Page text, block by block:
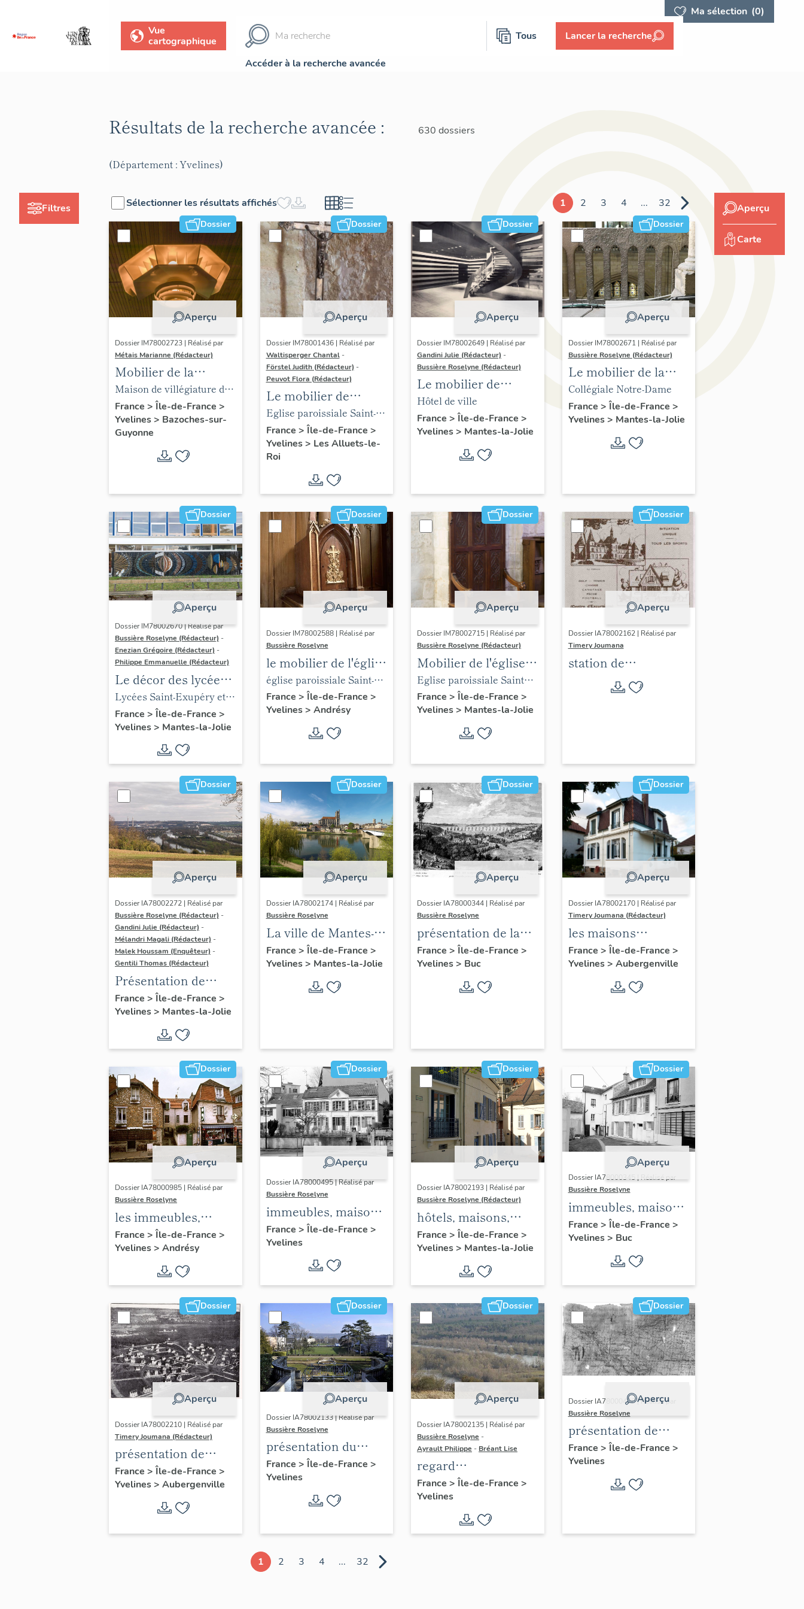
Ma sélection (0)
Vue
cartographique
Tous Lancer la recherche
Accéder à la recherche avancée
Filtres
Résultats de la recherche avancée : 630 dossiers
(Département : Yvelines)
Sélectionner les résultats affichés 1 2 3 4 ... 32
Dossier
Aperçu
Dossier IM78002723 | Réalisé par
Métais Marianne (Rédacteur)
Mobilier de la
maison Louis Carré
Maison de villégiature dite
maison Louis Carré
France > Île-de-France >
Yvelines> Bazoches-sur-
Guyonne
Dossier
Aperçu
Dossier IM78001436 | Réalisé par
Waltisperger Chantal -
Förstel Judith (Rédacteur) -
Peuvot Flora (Rédacteur)
Le mobilier de
l'église paroissiale
Saint-Nicolas
Eglise paroissiale Saint-
Nicolas
France > Île-de-France >
Yvelines> Les Alluets-le-
Roi
Dossier
Aperçu
Dossier IM78002649 | Réalisé par
Gandini Julie (Rédacteur) -
Bussière Roselyne (Rédacteur)
Le mobilier de
l'hôtel de ville
Hôtel de ville
France > Île-de-France >
Yvelines> Mantes-la-Jolie
Dossier
Aperçu
Dossier IM78002671 | Réalisé par
Bussière Roselyne (Rédacteur)
Le mobilier de la
collégiale
Collégiale Notre-Dame
France > Île-de-France >
Yvelines> Mantes-la-Jolie
Dossier
Aperçu
Dossier IM78002670 | Réalisé par
Bussière Roselyne (Rédacteur) -
Enezian Grégoire (Rédacteur) -
Philippe Emmanuelle (Rédacteur)
Le décor des lycées
de Mantes
Lycées Saint-Exupéry et
Jean Rostand
France > Île-de-France >
Yvelines> Mantes-la-Jolie
Dossier
Aperçu
Dossier IM78002588 | Réalisé par
Bussière Roselyne
le mobilier de l'église
Saint-Germain-de-
Paris (liste
supplémentaire)
église paroissiale Saint-
Germain
France > Île-de-France >
Yvelines> Andrésy
Dossier
Aperçu
Dossier IM78002715 | Réalisé par
Bussière Roselyne (Rédacteur)
Mobilier de l'église
Sainte-Anne de
Gassicourt
Eglise paroissiale Sainte-
Anne
France > Île-de-France >
Yvelines> Mantes-la-Jolie
Dossier
Aperçu
Dossier IA78002162 | Réalisé par
Timery Joumana
station de
villégiature
d'Elisabethville
Dossier
Aperçu
Dossier IA78002272 | Réalisé par
Bussière Roselyne (Rédacteur) -
Gandini Julie (Rédacteur) -
Mélandri Magali (Rédacteur) -
Malek Houssam (Enquêteur) -
Gentili Thomas (Rédacteur)
Présentation de
l'étude
France > Île-de-France >
Yvelines> Mantes-la-Jolie
Dossier
Aperçu
Dossier IA78002174 | Réalisé par
Bussière Roselyne
La ville de Mantes-la-
Jolie
France > Île-de-France >
Yvelines> Mantes-la-Jolie
Dossier
Aperçu
Dossier IA78000344 | Réalisé par
Bussière Roselyne
présentation de la
commune de Buc
France > Île-de-France >
Yvelines> Buc
Dossier
Aperçu
Dossier IA78002170 | Réalisé par
Timery Joumana (Rédacteur)
les maisons
d'Elisabethville
France > Île-de-France >
Yvelines> Aubergenville
Dossier
Aperçu
Dossier IA78000985 | Réalisé par
Bussière Roselyne
les immeubles,
maisons et fermes
du canton d'Andrésy
France > Île-de-France >
Yvelines> Andrésy
Dossier
Aperçu
Dossier IA78000495 | Réalisé par
Bussière Roselyne
immeubles, maisons,
fermes
France > Île-de-France >
Yvelines
Dossier
Aperçu
Dossier IA78002193 | Réalisé par
Bussière Roselyne (Rédacteur)
hôtels, maisons,
immeubles
France > Île-de-France >
Yvelines> Mantes-la-Jolie
Dossier
Aperçu
Dossier IA78000345 | Réalisé par
Bussière Roselyne
immeubles, maisons,
fermes
France > Île-de-France >
Yvelines> Buc
Dossier
Aperçu
Dossier IA78002210 | Réalisé par
Timery Joumana (Rédacteur)
présentation de
l'étude
d'Elisabethville
France > Île-de-France >
Yvelines> Aubergenville
Dossier
Aperçu
Dossier IA78002133 | Réalisé par
Bussière Roselyne
présentation du
diagnostic
patrimonial, urbain
et paysager de Seine-
France > Île-de-France >
Yvelines
Dossier
Aperçu
Dossier IA78002135 | Réalisé par
Bussière Roselyne -
Ayrault Philippe - Bréant Lise
regard
photographique sur
le territoire de Seine-
France > Île-de-France >
Yvelines
Dossier
Aperçu
Dossier IA78000496 | Réalisé par
Bussière Roselyne
présentation de
l'étude du
patrimoine de l'aire
d'étude Versailles
périphérie sud
France > Île-de-France >
Yvelines
1 2 3 4 ... 32
Aperçu
Carte